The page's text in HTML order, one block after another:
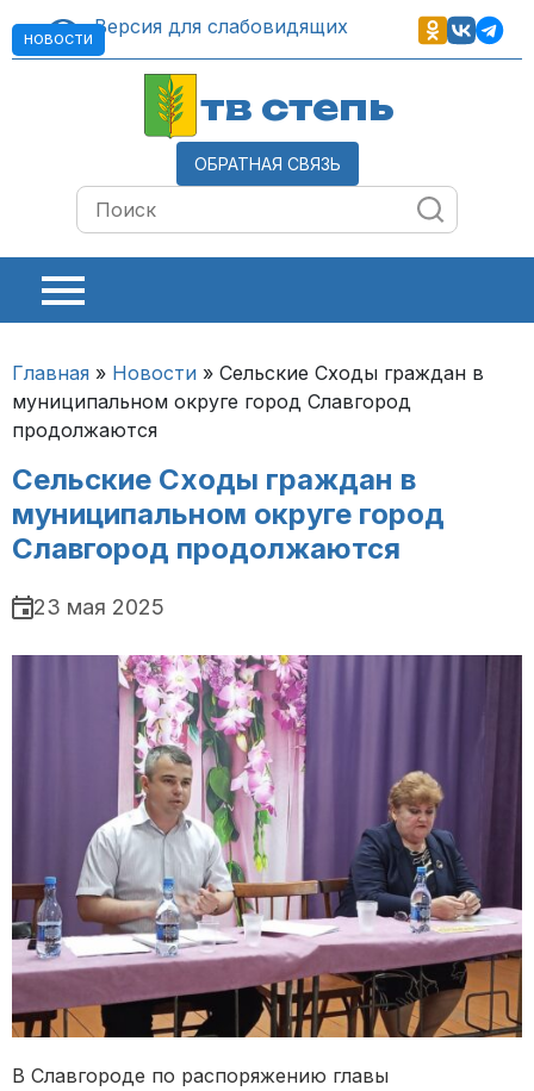
Версия для слабовидящих
тв степь
ОБРАТНАЯ СВЯЗЬ
Главная » Новости » Сельские Сходы граждан в
муниципальном округе город Славгород
продолжаются
Сельские Сходы граждан в
муниципальном округе город
Славгород продолжаются
НОВОСТИ
23 мая 2025
В Славгороде по распоряжению главы